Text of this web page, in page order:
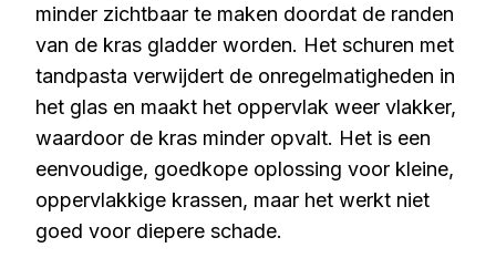
minder zichtbaar te maken doordat de randen
van de kras gladder worden. Het schuren met
tandpasta verwijdert de onregelmatigheden in
het glas en maakt het oppervlak weer vlakker,
waardoor de kras minder opvalt. Het is een
eenvoudige, goedkope oplossing voor kleine,
oppervlakkige krassen, maar het werkt niet
goed voor diepere schade.